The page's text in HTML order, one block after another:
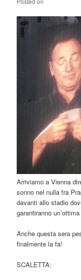
Arriviamo a Vienna
sonno nel nulla fra
davanti allo stadio
garantiranno
Anche questa sera
finalmente la fa!
SCALETTA: